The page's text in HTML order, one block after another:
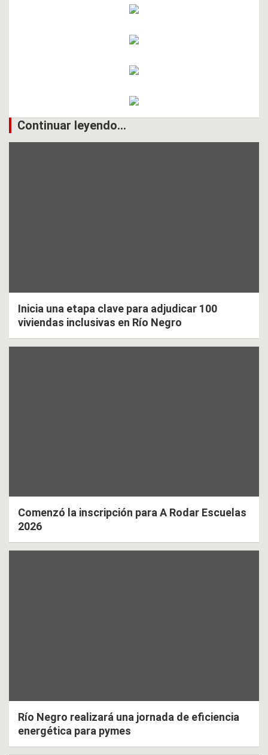
Continuar leyendo...
Inicia una etapa clave para adjudicar 100
viviendas inclusivas en Río Negro
Comenzó la inscripción para A Rodar Escuelas
2026
Río Negro realizará una jornada de eficiencia
energética para pymes